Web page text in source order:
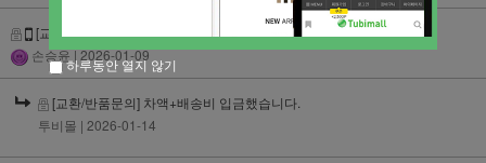
[교환/반품문의] 차액+배송비 입금했습니다.
손승윤| 2026-01-09
[교환/반품문의] 차액+배송비 입금했습니다.
투비몰 | 2026-01-14
하루동안 열지 않기